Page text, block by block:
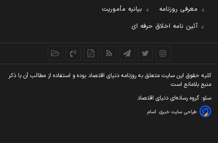
معرفی روزنامه
بیانیه مأموریت
آئین نامه اخلاق حرفه ای
کليه حقوق اين سايت متعلق به روزنامه دنيای اقتصاد بوده و استفاده از مطالب آن با ذکر
منبع بلامانع است
سئو: گروه رسانه‌ای دنیای اقتصاد
طراحی سایت خبری آسام